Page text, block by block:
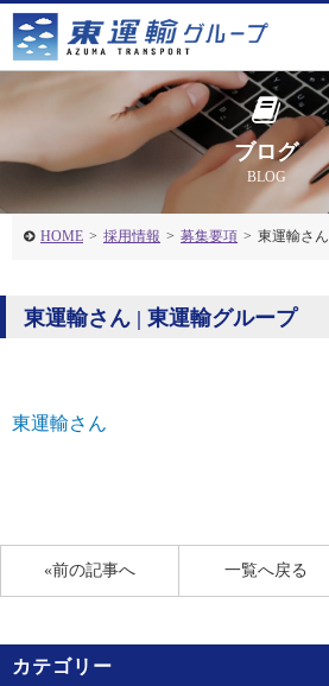
ブログ
BLOG
HOME > 採用情報 > 募集要項 > 東運輸さん
東運輸さん | 東運輸グループ
東運輸さん
«前の記事へ 一覧へ戻る
カテゴリー